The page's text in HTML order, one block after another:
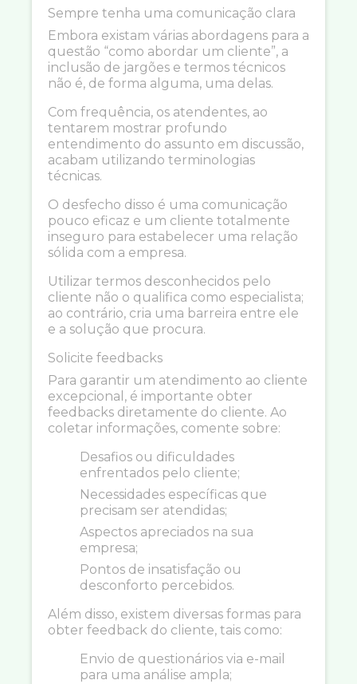
Sempre tenha uma comunicação clara
Embora existam várias abordagens para a
questão “como abordar um cliente”, a
inclusão de jargões e termos técnicos
não é, de forma alguma, uma delas.
Com frequência, os atendentes, ao
tentarem mostrar profundo
entendimento do assunto em discussão,
acabam utilizando terminologias
técnicas.
O desfecho disso é uma comunicação
pouco eficaz e um cliente totalmente
inseguro para estabelecer uma relação
sólida com a empresa.
Utilizar termos desconhecidos pelo
cliente não o qualifica como especialista;
ao contrário, cria uma barreira entre ele
e a solução que procura.
Solicite feedbacks
Para garantir um atendimento ao cliente
excepcional, é importante obter
feedbacks diretamente do cliente. Ao
coletar informações, comente sobre:
Desafios ou dificuldades
enfrentados pelo cliente;
Necessidades específicas que
precisam ser atendidas;
Aspectos apreciados na sua
empresa;
Pontos de insatisfação ou
desconforto percebidos.
Além disso, existem diversas formas para
obter feedback do cliente, tais como:
Envio de questionários via e-mail
para uma análise ampla;